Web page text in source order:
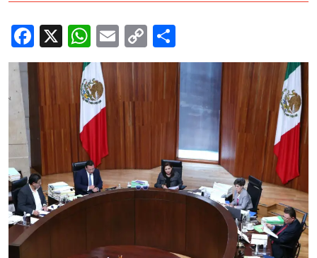
Facebook
X WhatsApp
Email
Copy
Link